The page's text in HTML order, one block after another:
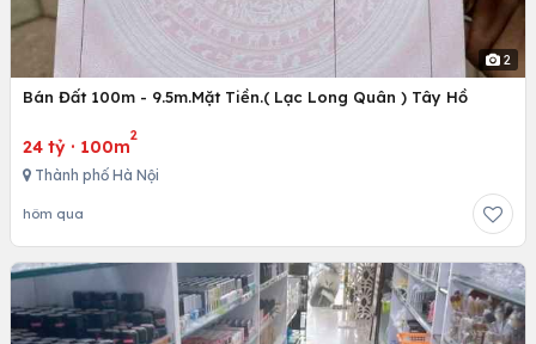
2
Bán Đất 100m - 9.5m.Mặt Tiền.( Lạc Long Quân ) Tây Hồ
24 tỷ · 100m
2
Thành phố Hà Nội
hôm qua